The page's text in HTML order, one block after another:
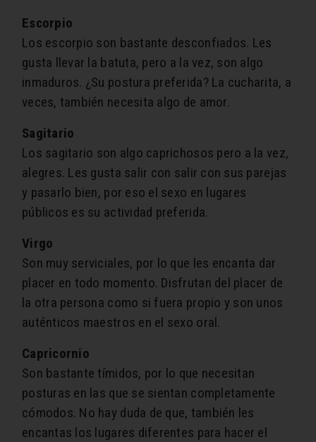
Escorpio
Los escorpio son bastante desconfiados. Les
gusta llevar la batuta, pero a la vez, son algo
inmaduros. ¿Su postura preferida? La cucharita, a
veces, también necesita algo de amor.
Sagitario
Los sagitario son algo caprichosos pero a la vez,
alegres. Les gusta salir con salir con sus parejas
y pasarlo bien, por eso el sexo en lugares
públicos es su actividad preferida.
Virgo
Son muy serviciales, por lo que les encanta dar
placer en todo momento. Disfrutan del placer de
la otra persona como si fuera propio y son unos
auténticos maestros en el sexo oral.
Capricornio
Son bastante tímidos, por lo que necesitan
posturas en las que se sientan completamente
cómodos. No hay duda de que, también les
encantas los lugares diferentes para hacer el